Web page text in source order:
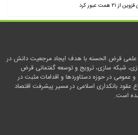
همت عبور کرد
علمی قرض الحسنه با هدف ایجاد مرجعیت دانش در
شبکه سازی، ترویج و توسعه گفتمانی قرض
عمومی در حوزه دستاوردها و اقدامات مثبت در
بانکداری اسلامی در مسیر پیشرفت اقتصاد
است.